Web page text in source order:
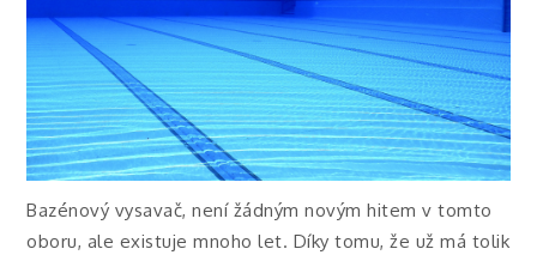
Bazénový vysavač, není žádným novým hitem v tomto
oboru, ale existuje mnoho let. Díky tomu, že už má tolik